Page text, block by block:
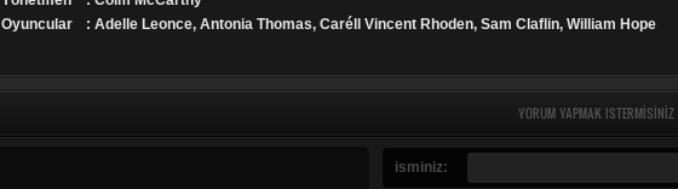
Oyuncular
: Adelle Leonce, Antonia Thomas, Caréll Vincent Rhoden, Sam Claflin, William Hope
YORUM YAPMAK
isminiz: